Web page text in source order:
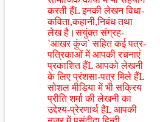
करती हैंL इनकी लेखन विधा-
कविता,कहानी,निबंध तथा
लेख है।सयुंक्त संग्रह-
`आखर कुंज` सहित कई पत्र-
पत्रिकाओं में आपकी रचनाएं
प्रकाशित हैंL आपको लेखनी
के लिए प्रंशसा-पत्र मिले हैंL
सोशल मीडिया में भी सक्रिय
प्रीति शर्मा की लेखनी का
उद्देश्य-प्रेरणार्थ हैL आपकी